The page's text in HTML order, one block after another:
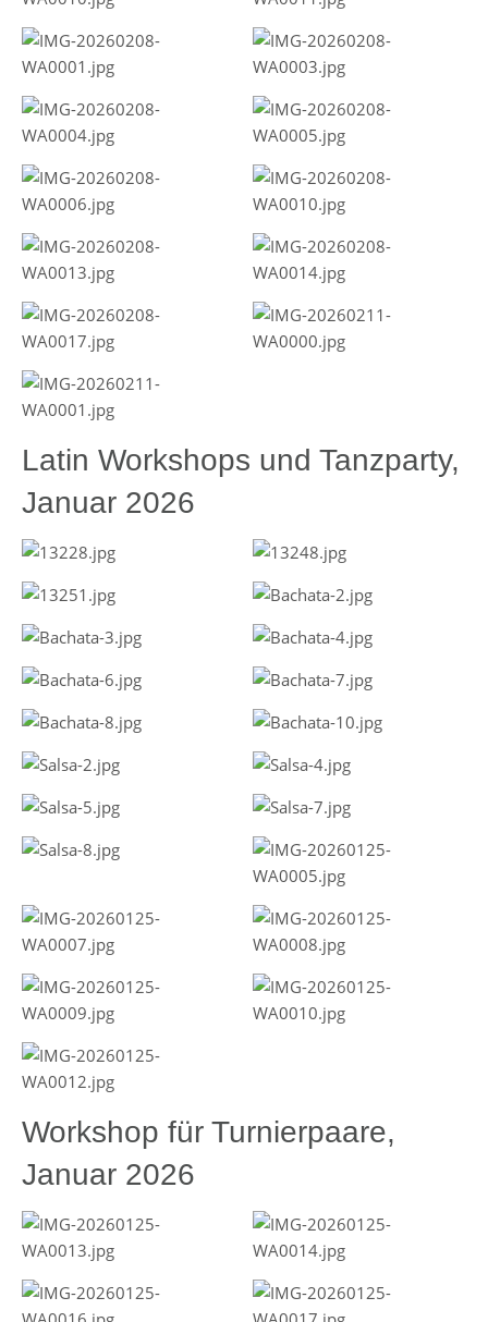
Latin Workshops und Tanzparty,
Januar 2026
Workshop für Turnierpaare,
Januar 2026